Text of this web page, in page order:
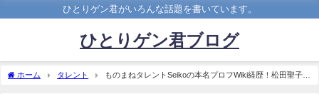
ひとりゲン君がいろんな話題を書いています。
ひとりゲン君ブログ
ホーム タレント
ものまねタレントSeikoの本名プロフWiki経歴！松田聖子の